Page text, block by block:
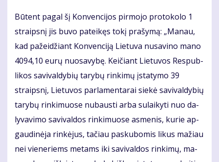
Bū­tent pagal šį Kon­ven­ci­jos pir­mo­jo pro­to­ko­lo 1
straips­nį jis bu­vo pa­tei­kęs to­kį pra­šy­mą: „Ma­nau,
kad pa­žei­džiant Kon­ven­ci­ją Lie­tu­va nu­sa­vi­no ma­no
4094,10 eu­rų nuo­sa­vy­bę. Kei­čiant Lie­tu­vos Res­pub­
li­kos sa­vi­val­dy­bių ta­ry­bų rin­ki­mų įsta­ty­mo 39
straips­nį, Lie­tu­vos par­la­men­ta­rai sie­kė sa­vi­val­dy­bių
ta­ry­bų rin­ki­muo­se nu­baus­ti ar­ba su­lai­ky­ti nuo da­
ly­va­vi­mo sa­vi­val­dos rin­ki­muo­se as­me­nis, ku­rie ap­
gau­di­nė­ja rin­kė­jus, ta­čiau pas­ku­bo­mis li­kus ma­žiau
nei vie­ne­riems me­tams iki sa­vi­val­dos rin­ki­mų, ma­